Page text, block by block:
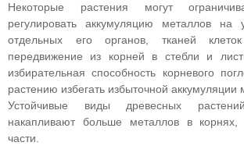
Некоторые растения могут
регулировать аккумуляцию металлов на
отдельных его органов, тканей
передвижение из корней в стебли и
избирательная способность корневого
растению избегать избыточной аккумуляции
Устойчивые виды древесных
накапливают больше металлов в
части.